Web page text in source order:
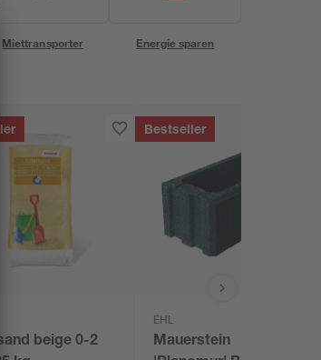
Miettransporter Energie sparen
beige 0-2
Bestseller
EHL
Mauerstein